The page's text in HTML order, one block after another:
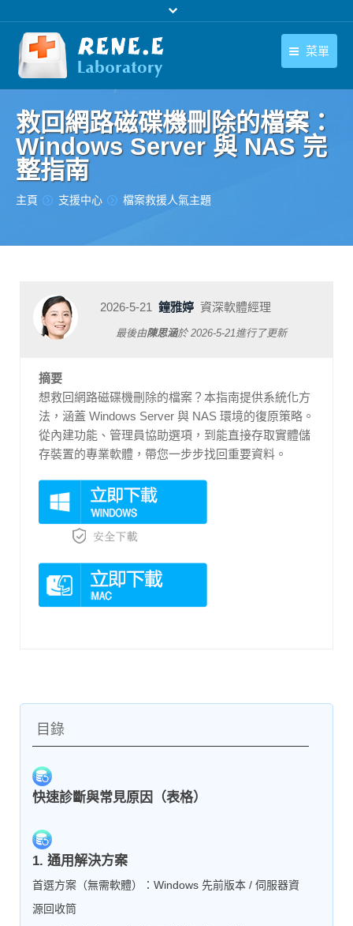
菜單
下載中心
聯絡我們
繁體中文
救回網路磁碟機刪除的檔案：
Windows Server 與 NAS 完
整指南
您在此处：
主頁 支援中心 檔案救援人氣主題
2026-5-21 鐘雅婷 資深軟體經理
最後由陳思涵於2026-5-21進行了更新
摘要
想救回網路磁碟機刪除的檔案？本指南提供系統化方
法，涵蓋 Windows Server 與 NAS 環境的復原策略。
從內建功能、管理員協助選項，到能直接存取實體儲
存裝置的專業軟體，帶您一步步找回重要資料。
目錄
快速診斷與常見原因（表格）
1. 通用解決方案
首選方案（無需軟體）：Windows 先前版本 / 伺服器資
源回收筒